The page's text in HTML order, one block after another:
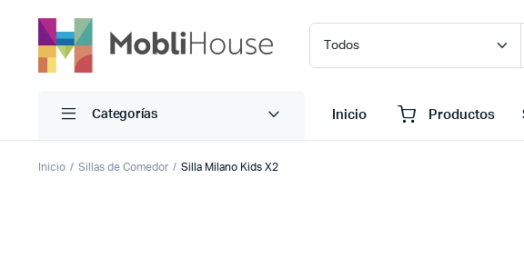
Categorías Inicio Productos
Inicio Sillas de Comedor Silla Milano Kids X2